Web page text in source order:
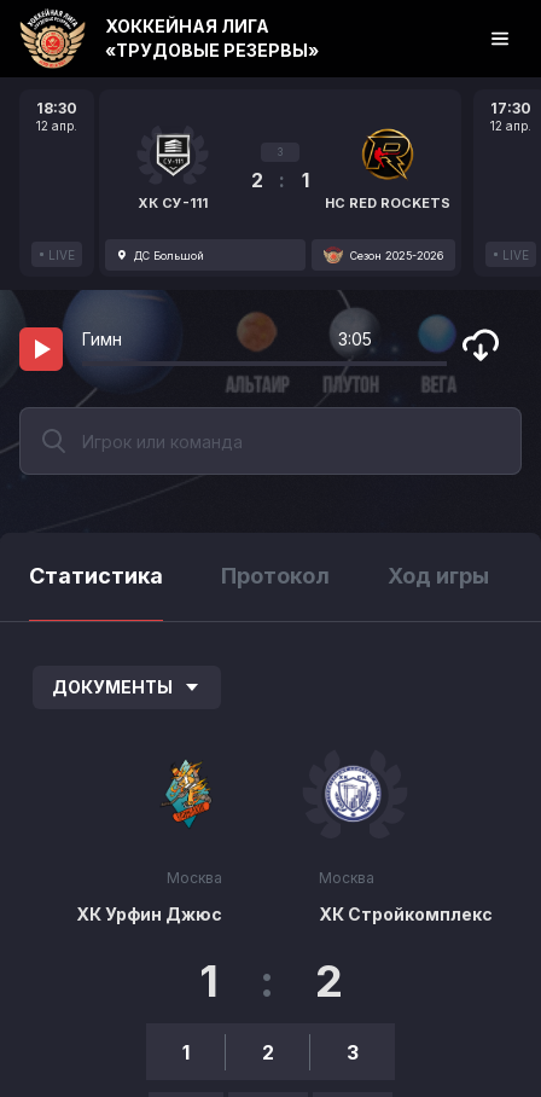
18:30
12 апр.
LIVE
ХК СУ-111
3
2 : 1
HC RED ROCKETS
ДС Большой Сезон 2025-2026
17:30
12 апр.
LIVE
ХОККЕЙНАЯ ЛИГА
«ТРУДОВЫЕ РЕЗЕРВЫ»
Гимн 3:05
Статистика Протокол Ход игры
ДОКУМЕНТЫ
Москва
ХК Урфин Джюс
1 : 2
1 2 3
Москва
ХК Стройкомплекс